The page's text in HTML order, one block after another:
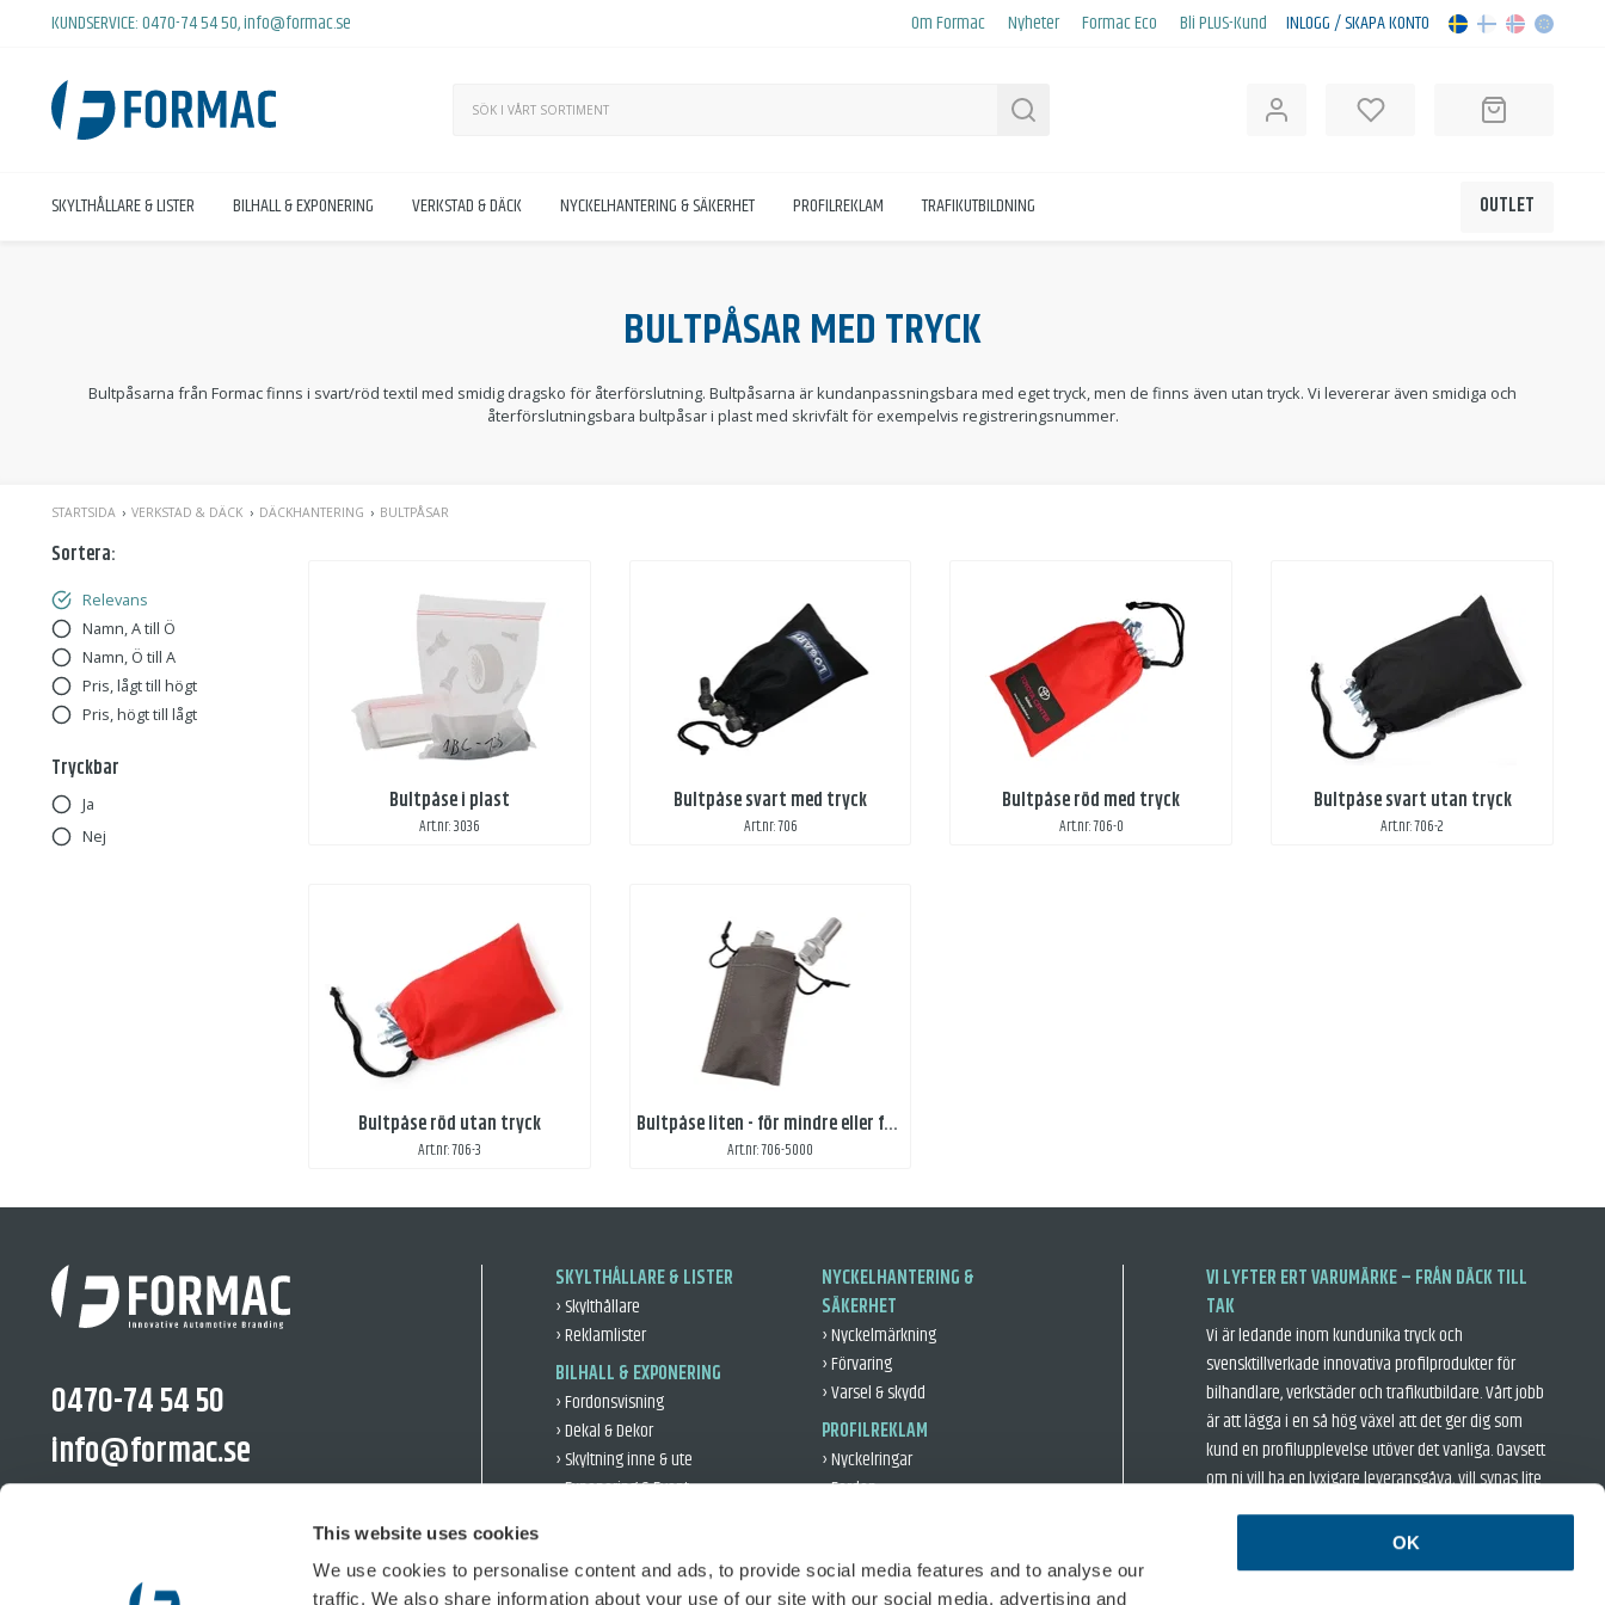
This website uses cookies
We use cookies to personalise content and ads, to provide social media features and to analyse our
traffic. We also share information about your use of our site with our social media, advertising and
OK
KUNDSERVICE:0470-74 54 50,info@formac.se Om Formac Nyheter Formac Eco Bli PLUS-Kund INLOGG / SKAPA KONTO
SKYLTHÅLLARE & LISTER BILHALL & EXPONERING VERKSTAD & DÄCK NYCKELHANTERING & SÄKERHET PROFILREKLAM TRAFIKUTBILDNING OUTLET
BULTPÅSAR MED TRYCK
Bultpåsarna från Formac finns i svart/röd textil med smidig dragsko för återförslutning. Bultpåsarna är kundanpassningsbara med eget tryck, men de finns även utan tryck. Vi levererar även smidiga och
återförslutningsbara bultpåsar i plast med skrivfält för exempelvis registreringsnummer.
STARTSIDA VERKSTAD & DÄCK DÄCKHANTERING BULTPÅSAR
Sortera:
Relevans
Namn, A till Ö
Namn, Ö till A
Pris, lågt till högt
Pris, högt till lågt
Tryckbar
Ja
Nej
Bultpåse i plast
Art.nr: 3036
Bultpåse svart med tryck
Art.nr: 706
Bultpåse röd med tryck
Art.nr: 706-0
Bultpåse svart utan tryck
Art.nr: 706-2
Bultpåse röd utan tryck
Art.nr: 706-3
Bultpåse liten - för mindre eller färre bultar
Art.nr: 706-5000
0470-74 54 50
info@formac.se
linkedin.com/company/formac-se/
SKYLTHÅLLARE & LISTER
› Skylthållare
› Reklamlister
BILHALL & EXPONERING
› Fordonsvisning
› Dekal & Dekor
› Skyltning inne & ute
› Exponering & Event
› Däckhantering
NYCKELHANTERING &
SÄKERHET
› Nyckelmärkning
› Förvaring
› Varsel & skydd
PROFILREKLAM
› Nyckelringar
› Fordon
› Reflex
VI LYFTER ERT VARUMÄRKE – FRÅN DÄCK TILL
TAK
Vi är ledande inom kundunika tryck och
svensktillverkade innovativa profilprodukter för
bilhandlare, verkstäder och trafikutbildare. Vårt jobb
är att lägga i en så hög växel att det ger dig som
kund en profilupplevelse utöver det vanliga. Oavsett
om ni vill ha en lyxigare leveransgåva, vill synas lite
extra när ni är ute och rastar hästkrafterna eller
inspirera era kunder i bilhallen så har vi något för er.
› Försäljningsvillkor › Integritetspolicy